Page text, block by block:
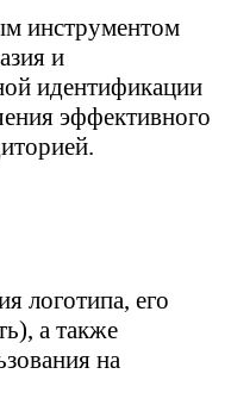
инструментом
и
идентификации
эффективного
логотипа, его
а также
на